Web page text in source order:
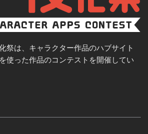
祭は、キャラクター作品のハブサイト
使った作品のコンテストを開催してい